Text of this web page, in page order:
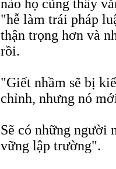
nào họ cũng thấy
"hễ làm trái pháp
thận trọng hơn và
rồi.
"Giết nhầm sẽ bị
chỉnh, nhưng nó
Sẽ có những người
vững lập trường".